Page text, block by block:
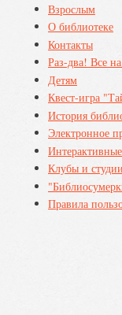
Взрослым
О библиотеке
Контакты
Раз-два! Все
Детям
Квест-игра
История
Электронное
Клубы и студии
Правила